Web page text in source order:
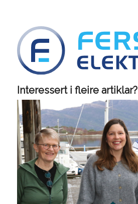
Interessert i fleire artiklar?